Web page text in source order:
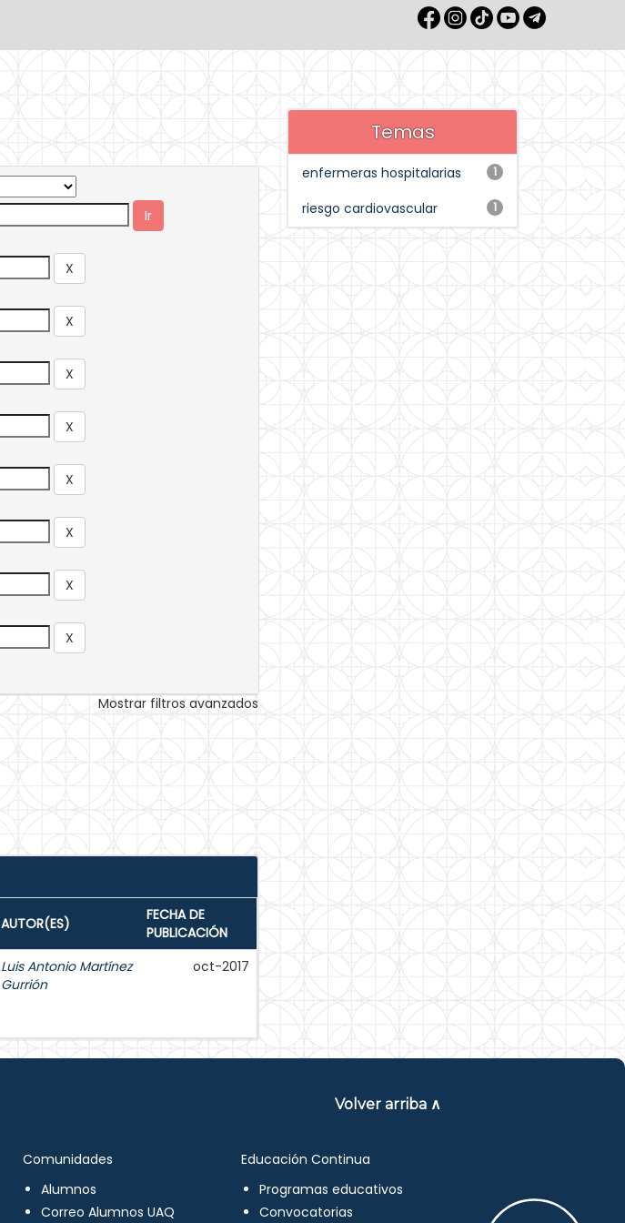
Mostrar filtros avanzados
AUTOR(ES)
FECHA DE
PUBLICACIÓN
Luis Antonio Martínez
Gurrión
oct-2017
Temas
1
enfermeras hospitalarias
1
riesgo cardiovascular
Volver arriba ∧
Comunidades
Alumnos
Correo Alumnos UAQ
Educación Continua
Programas educativos
Convocatorias